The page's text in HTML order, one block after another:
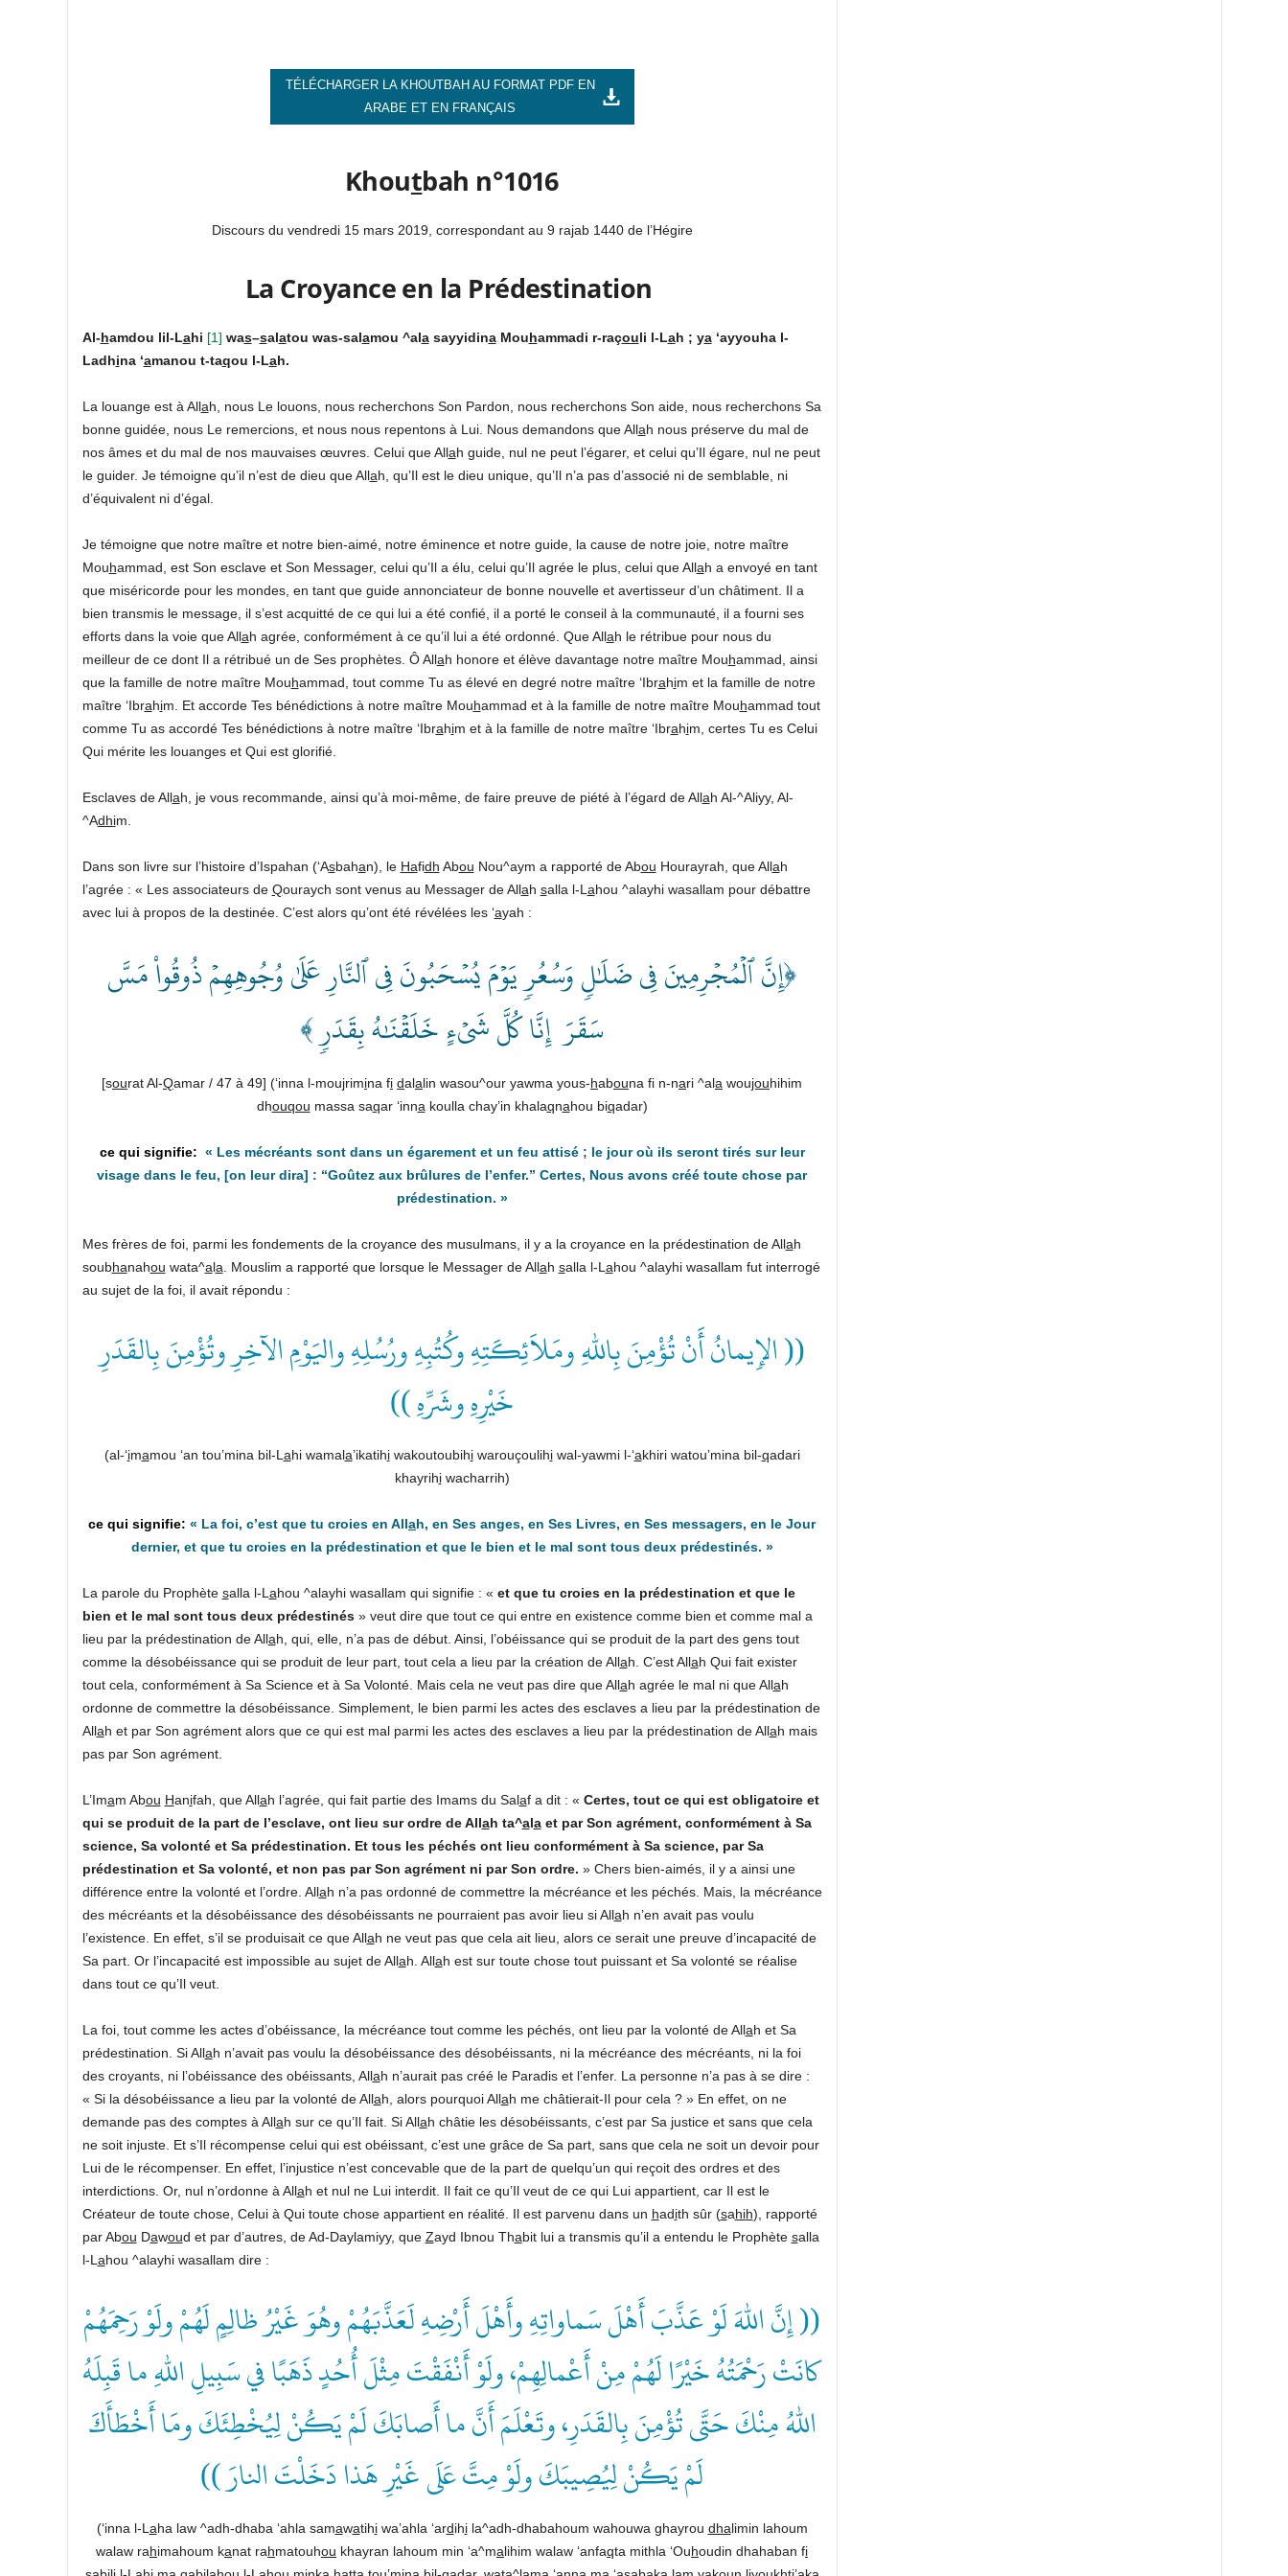
TÉLÉCHARGER LA KHOUTBAH AU FORMAT PDF EN
ARABE ET EN FRANÇAIS
Khoutbah n°1016
Discours du vendredi 15 mars 2019, correspondant au 9 rajab 1440 de l’Hégire
La Croyance en la Prédestination
Al-hamdou lil-Lahi [1] was–salatou was-salamou ^alasayyidinaMouhammadi r-raçouli l-Lah ; ya‘ayyouha l-
Ladhina ‘amanou t-taqou l-Lah.
La louange est à Allah, nous Le louons, nous recherchons Son Pardon, nous recherchons Son aide, nous recherchons Sa
bonne guidée, nous Le remercions, et nous nous repentons à Lui. Nous demandons que Allah nous préserve du mal de
nos âmes et du mal de nos mauvaises œuvres. Celui que Allah guide, nul ne peut l’égarer, et celui qu’Il égare, nul ne peut
le guider. Je témoigne qu’il n’est de dieu que Allah, qu’Il est le dieu unique, qu’Il n’a pas d’associé ni de semblable, ni
d’équivalent ni d’égal.
Je témoigne que notre maître et notre bien-aimé, notre éminence et notre guide, la cause de notre joie, notre maître
Mouhammad, est Son esclave et Son Messager, celui qu’Il a élu, celui qu’Il agrée le plus, celui que Allah a envoyé en tant
que miséricorde pour les mondes, en tant que guide annonciateur de bonne nouvelle et avertisseur d’un châtiment. Il a
bien transmis le message, il s’est acquitté de ce qui lui a été confié, il a porté le conseil à la communauté, il a fourni ses
efforts dans la voie que Allah agrée, conformément à ce qu’il lui a été ordonné. Que Allah le rétribue pour nous du
meilleur de ce dont Il a rétribué un de Ses prophètes. Ô Allah honore et élève davantage notre maître Mouhammad, ainsi
que la famille de notre maître Mouhammad, tout comme Tu as élevé en degré notre maître ‘Ibrahim et la famille de notre
maître ‘Ibrahim. Et accorde Tes bénédictions à notre maître Mouhammad et à la famille de notre maître Mouhammad tout
comme Tu as accordé Tes bénédictions à notre maître ‘Ibrahim et à la famille de notre maître ‘Ibrahim, certes Tu es Celui
Qui mérite les louanges et Qui est glorifié.
Esclaves de Allah, je vous recommande, ainsi qu’à moi-même, de faire preuve de piété à l’égard de Allah Al-^Aliyy, Al-
^Adhim.
Dans son livre sur l’histoire d’Ispahan (‘Asbahan), le Hafidh Abou Nou^aym a rapporté de Abou Hourayrah, que Allah
l’agrée : « Les associateurs de Qouraych sont venus au Messager de Allah salla l-L ahou ^alayhi wasallam pour débattre
avec lui à propos de la destinée. C’est alors qu’ont été révélées les ‘ayah :
﴿إِنَّ ٱلۡمُجۡرِمِينَ فِي ضَلَٰلٖ وَسُعُرٖ يَوۡمَ يُسۡحَبُونَ فِي ٱلنَّارِ عَلَىٰ وُجُوهِهِمۡ ذُوقُواْ مَسَّ
سَقَرَ إِنَّا كُلَّ شَيۡءٍ خَلَقۡنَٰهُ بِقَدَرٖ ﴾
[sourat Al-Qamar / 47 à 49] (‘inna l-moujrimina fi dalalin wasou^our yawma yous-habouna fi n-nari ^ala woujouhihim
dhouqou massa saqar ‘inna koulla chay’in khalaqnahou biqadar)
« Les mécréants sont dans un égarement et un feu attisé ; le jour où ils seront tirés sur leur
visage dans le feu, [on leur dira] : “Goûtez aux brûlures de l’enfer.” Certes, Nous avons créé toute chose par
prédestination. »
Mes frères de foi, parmi les fondements de la croyance des musulmans, il y a la croyance en la prédestination de Allah
soubhanahou wata^ala . Mouslim a rapporté que lorsque le Messager de Allah salla l-L ahou ^alayhi wasallam fut interrogé
au sujet de la foi, il avait répondu :
(( الإِيمانُ أَنْ تُؤْمِنَ بِاللهِ ومَلاَئِكَتِهِ وكُتُبِهِ ورُسُلِهِ واليَوْمِ الآخِرِ وتُؤْمِنَ بِالقَدَرِ
خَيْرِهِ وشَرِّهِ ))
(al-‘imamou ‘an tou’mina bil-L ahi wamala’ikatihiwakoutoubihiwarouçoulihiwal-yawmi l-‘akhiri watou’mina bil-qadari
khayrihiwacharrih)
« La foi, c’est que tu croies en Allah, en Ses anges, en Ses Livres, en Ses messagers, en le Jour
dernier, et que tu croies en la prédestination et que le bien et le mal sont tous deux prédestinés. »
La parole du Prophète salla l-L ahou ^alayhi wasallam qui signifie : « et que tu croies en la prédestination et que le
bien et le mal sont tous deux prédestinés » veut dire que tout ce qui entre en existence comme bien et comme mal a
lieu par la prédestination de Allah, qui, elle, n’a pas de début. Ainsi, l’obéissance qui se produit de la part des gens tout
comme la désobéissance qui se produit de leur part, tout cela a lieu par la création de Allah. C’est Allah Qui fait exister
tout cela, conformément à Sa Science et à Sa Volonté. Mais cela ne veut pas dire que Allah agrée le mal ni que Allah
ordonne de commettre la désobéissance. Simplement, le bien parmi les actes des esclaves a lieu par la prédestination de
Allah et par Son agrément alors que ce qui est mal parmi les actes des esclaves a lieu par la prédestination de Allah mais
pas par Son agrément.
L’Imam Abou Hanifah, que Allah l’agrée, qui fait partie des Imams du Salaf a dit : « Certes, tout ce qui est obligatoire et
qui se produit de la part de l’esclave, ont lieu sur ordre de Allah ta^alaet par Son agrément, conformément à Sa
science, Sa volonté et Sa prédestination. Et tous les péchés ont lieu conformément à Sa science, par Sa
prédestination et Sa volonté, et non pas par Son agrément ni par Son ordre. » Chers bien-aimés, il y a ainsi une
différence entre la volonté et l’ordre. Allah n’a pas ordonné de commettre la mécréance et les péchés. Mais, la mécréance
des mécréants et la désobéissance des désobéissants ne pourraient pas avoir lieu si Allah n’en avait pas voulu
l’existence. En effet, s’il se produisait ce que Allah ne veut pas que cela ait lieu, alors ce serait une preuve d’incapacité de
Sa part. Or l’incapacité est impossible au sujet de Allah. Allah est sur toute chose tout puissant et Sa volonté se réalise
dans tout ce qu’Il veut.
La foi, tout comme les actes d’obéissance, la mécréance tout comme les péchés, ont lieu par la volonté de Allah et Sa
prédestination. Si Allah n’avait pas voulu la désobéissance des désobéissants, ni la mécréance des mécréants, ni la foi
des croyants, ni l’obéissance des obéissants, Allah n’aurait pas créé le Paradis et l’enfer. La personne n’a pas à se dire :
« Si la désobéissance a lieu par la volonté de Allah, alors pourquoi Allah me châtierait-Il pour cela ? » En effet, on ne
demande pas des comptes à Allah sur ce qu’Il fait. Si Allah châtie les désobéissants, c’est par Sa justice et sans que cela
ne soit injuste. Et s’Il récompense celui qui est obéissant, c’est une grâce de Sa part, sans que cela ne soit un devoir pour
Lui de le récompenser. En effet, l’injustice n’est concevable que de la part de quelqu’un qui reçoit des ordres et des
interdictions. Or, nul n’ordonne à Allah et nul ne Lui interdit. Il fait ce qu’Il veut de ce qui Lui appartient, car Il est le
Créateur de toute chose, Celui à Qui toute chose appartient en réalité. Il est parvenu dans un hadith sûr (sahih), rapporté
par Abou Dawoud et par d’autres, de Ad-Daylamiyy, que Zayd Ibnou Thabit lui a transmis qu’il a entendu le Prophète salla
l-L ahou ^alayhi wasallam dire :
(( إِنَّ اللهَ لَوْ عَذَّبَ أَهْلَ سَماواتِهِ وأَهْلَ أَرْضِهِ لَعَذَّبَهُمْ وهُوَ غَيْرُ ظالِمٍ لَهُمْ ولَوْ رَحِمَهُمْ
كانَتْ رَحْمَتُهُ خَيْرًا لَهُمْ مِنْ أَعْمالِهِمْ، ولَوْ أَنْفَقْتَ مِثْلَ أُحُدٍ ذَهَبًا في سَبِيلِ اللهِ ما قَبِلَهُ
اللهُ مِنْكَ حَتَّى تُؤْمِنَ بِالقَدَرِ، وتَعْلَمَ أَنَّ ما أَصابَكَ لَمْ يَكُنْ لِيُخْطِئَكَ ومَا أَخْطَأَكَ
لَمْ يَكُنْ لِيُصِيبَكَ ولَوْ مِتَّ عَلَى غَيْرِ هَذا دَخَلْتَ النارَ ))
(‘inna l-L aha law ^adh-dhaba ‘ahla samawatihiwa’ahla ‘ardihila^adh-dhabahoum wahouwa ghayrou dhalimin lahoum
walaw rahimahoum kanat rahmatouhou khayran lahoum min ‘a^malihim walaw ‘anfaqta mithla ‘Ouhoudin dhahaban fi